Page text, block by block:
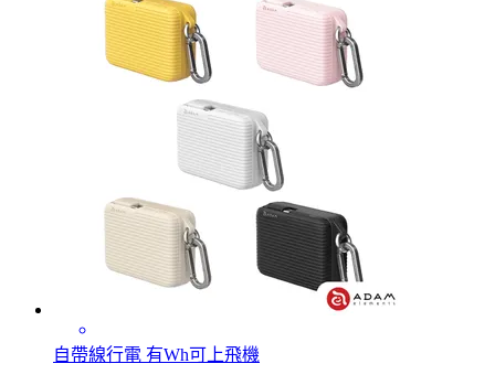
自帶線行電 有Wh可上飛機